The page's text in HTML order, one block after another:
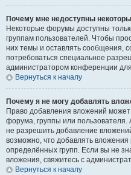
Почему мне недоступны
Некоторые форумы доступны
группам пользователей. Чтобы
них темы и оставлять сообщения,
потребоваться специальное
администратором конференции
Вернуться к началу
Почему я не могу добавлять
Право добавления вложений
форума, группы или
не разрешить добавление
возможно, что добавлять
определённых групп. Если вы не
вложения, свяжитесь с
Вернуться к началу